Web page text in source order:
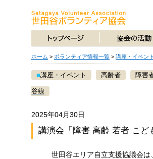
ホーム > ボランティア情報一覧 > 講座・イベント
■講座・イベント 高齢者 障害
谷線
2025年04月30日
講演会「障害 高齢 若者 こど
世田谷エリア自立支援協議会